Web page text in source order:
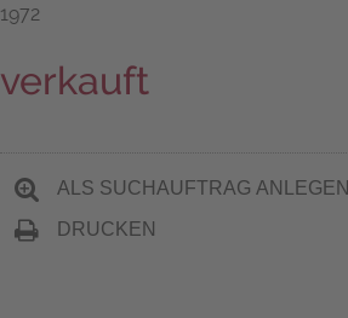
1972
verkauft
ALS SUCHAUFTRAG ANLEGEN
DRUCKEN